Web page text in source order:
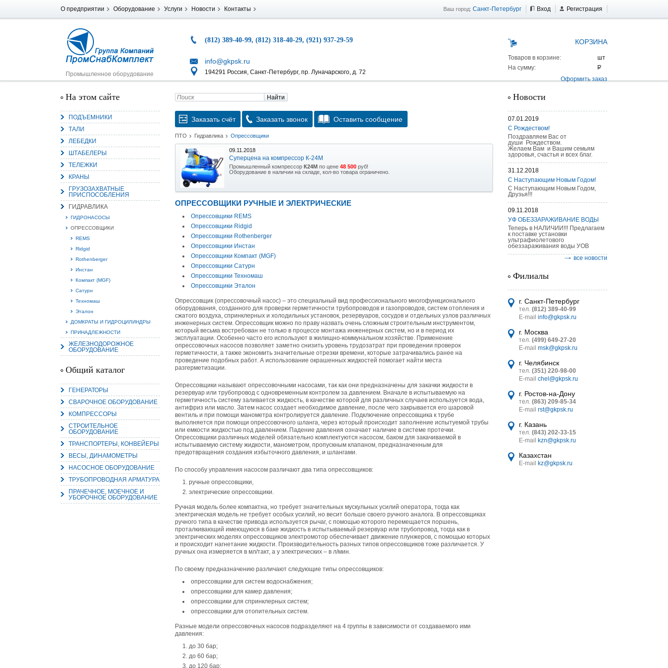
О предприятии Оборудование Услуги Новости Контакты Ваш город: Санкт-Петербург Вход Регистрация
Промышленное оборудование
(812) 389-40-99, (812) 318-40-29, (921) 937-29-59
info@gkpsk.ru
194291 Россия, Санкт-Петербург, пр. Луначарского, д. 72
КОРЗИНА
Товаров в корзине:
На сумму:
Оформить заказ
На этом сайте
ПОДЪЕМНИКИ
ТАЛИ
ЛЕБЕДКИ
ШТАБЕЛЕРЫ
ТЕЛЕЖКИ
КРАНЫ
ГРУЗОЗАХВАТНЫЕ
ПРИСПОСОБЛЕНИЯ
ГИДРАВЛИКА
ГИДРОНАСОСЫ
ОПРЕССОВЩИКИ
REMS
Ridgid
Rothenberger
Инстан
Компакт (MGF)
Сатурн
Техномаш
Эталон
ДОМКРАТЫ И ГИДРОЦИЛИНДРЫ
ПРИНАДЛЕЖНОСТИ
ЖЕЛЕЗНОДОРОЖНОЕ
ОБОРУДОВАНИЕ
Общий каталог
ГЕНЕРАТОРЫ
СВАРОЧНОЕ ОБОРУДОВАНИЕ
КОМПРЕССОРЫ
СТРОИТЕЛЬНОЕ
ОБОРУДОВАНИЕ
ТРАНСПОРТЕРЫ, КОНВЕЙЕРЫ
ВЕСЫ, ДИНАМОМЕТРЫ
НАСОСНОЕ ОБОРУДОВАНИЕ
ТРУБОПРОВОДНАЯ АРМАТУРА
ПРАЧЕЧНОЕ, МОЕЧНОЕ И
УБОРОЧНОЕ ОБОРУДОВАНИЕ
Найти
Заказать счёт Заказать звонок Оставить сообщение
ПТО Гидравлика Опрессовщики
09.11.2018
Суперцена на компрессор К-24М
Промышленный компрессор К24М по цене 48 500 руб!
Оборудование в наличии на складе, кол-во товара ограничено.
15.10.2018
Уникальная возможность приобрести (в наличии на складе) тележку гидравлическую AS 25 г/п
05.09.2018
Новое поступление на склад насосов
Насосы Calpeda в НАЛИЧИИ
https://www.1nasos.ru/vodosnabzhenie-otoplenie/calpeda-mxh-203e
15.01.2018
Ручные насосы НБУ без торговой наценки!
Поступление насосов НБУ 700-02 на склад в Спб. Купите сегодня по цене производителя!
масел из бочек и других емкостей и соответствует государственным санитарно-эпидемеологическим
правилам и нормам.
15.01.2018
Распродажа подъемного оборудования BRANO и насосов ИРТЫШ
Оборудование в наличии на складе!!! Цены фиксированы!
03.03.2017
Акция на Пневмонагнетатель ТОПОЛЬ 300 ТРАНСМИКС и Растворосмеситель
СКАУТ MINI
Товар имеется в наличии на складе.
28.02.2017
Наклонный подъемник Minor Escalera по цене 2014 года
Оборудование в наличии на складе.
Стоимость 260 000 руб!
ОПРЕССОВЩИКИ РУЧНЫЕ И ЭЛЕКТРИЧЕСКИЕ
Опрессовщики REMS
Опрессовщики Ridgid
Опрессовщики Rothenberger
Опрессовщики Инстан
Опрессовщики Компакт (MGF)
Опрессовщики Сатурн
Опрессовщики Техномаш
Опрессовщики Эталон
Опрессовщик (опрессовочный насос) – это специальный вид профессионального многофункционального
оборудования, созданного для проверки герметичности трубопроводов и газопроводов, систем отопления и
сжатого воздуха, спринклерных и холодильных установок, резервуаров, сосудов и отдельных узлов различных
инженерных систем. Опрессовщик можно по праву назвать очень сложным строительным инструментом,
который весьма востребован не только в процессе монтажа инженерных систем, но и в период их
эксплуатации. Особенно часто его используют в жилищно-коммунальном хозяйстве. Применение
опрессовочных насосов позволяет заметно снизить уровень трудозатрат при проведении проверок
герметичности, а также экономить значительные отрезки времени, которые затрачивались ранее на
проведение подобных работ. А использование окрашенных жидкостей помогает найти места
разгерметизации.
Опрессовщики называют опрессовочными насосами, так как они предназначены для закачки жидкости в
резервуар или трубопровод с одновременным контролем за давлением. Вначале в испытываемую на
герметичность систему заливается жидкость, в качестве которой для различных случаев используется вода,
антифриз или масло. Затем насос создает необходимое давление, после чего закрывается его шаровой
вентиль и при помощи манометра контролируется давление. Подключение опрессовщика к трубе
выполняется при помощи опрессовочного шланга, через который происходит заполнение испытуемой трубы
или емкости жидкостью под давлением. Падение давления означает наличие в системе протечки.
Опрессовщики различных моделей обязательно комплектуются насосом, баком для закачиваемой в
испытываемую систему жидкости, манометром, пропускным клапаном, предназначенным для
предотвращения создания избыточного давления, и шлангами.
По способу управления насосом различают два типа опрессовщиков:
ручные опрессовщики,
электрические опрессовщики.
Ручная модель более компактна, но требует значительных мускульных усилий оператора, тогда как
электрическая модель не требует особых усилий, но весит больше своего ручного аналога. В опрессовщиках
ручного типа в качестве привода используется рычаг, с помощью которого перемещается поршень,
проталкивающий имеющуюся в баке жидкость в испытываемый резервуар или трубопровод, тогда как в
электрических моделях опрессовщиков электромотор обеспечивает движение плунжеров, с помощью которых
и происходит нагнетание жидкости. Производительность разных типов опрессовщиков тоже различается. У
ручных она измеряется в мл/такт, а у электрических – в л/мин.
По своему предназначению различают следующие типы опрессовщиков:
опрессовщики для систем водоснабжения;
опрессовщики для камер давления;
опрессовщики для спринклерных систем;
опрессовщики для отопительных систем.
Разные модели опрессовочных насосов подразделяют на 4 группы в зависимости от создаваемого ими
давления:
до 30 бар;
до 60 бар;
до 120 бар;
Новости
07.01.2019
С Рождеством!
Поздравляем Вас от
души Рождеством.
Желаем Вам и Вашим семьям
здоровья, счастья и всех благ.
31.12.2018
С Наступающим Новым Годом!
С Наступающим Новым Годом,
Друзья!!!
09.11.2018
УФ ОБЕЗЗАРАЖИВАНИЕ ВОДЫ
Теперь в НАЛИЧИИ!!! Предлагаем
к поставке установки
ультрафиолетового
обеззараживания воды УОВ
все новости
Филиалы
г. Санкт-Петербург
тел. (812) 389-40-99
E-mail info@gkpsk.ru
г. Москва
тел. (499) 649-27-20
E-mail msk@gkpsk.ru
г. Челябинск
тел. (351) 220-98-00
E-mail chel@gkpsk.ru
г. Ростов-на-Дону
тел. (863) 209-85-34
E-mail rst@gkpsk.ru
г. Казань
тел. (843) 202-33-15
E-mail
kzn@gkpsk.ru
Казахстан
E-mail kz@gkpsk.ru